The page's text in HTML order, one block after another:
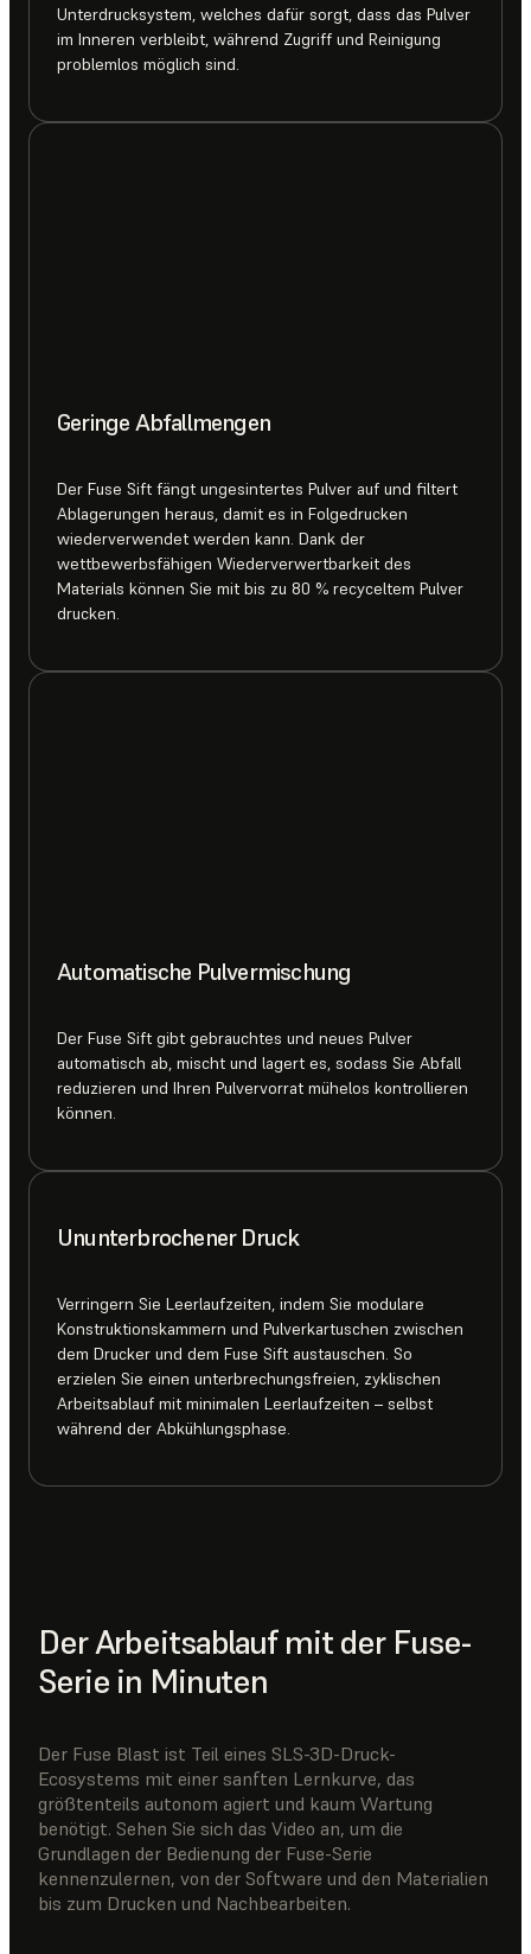
Unterdrucksystem, welches dafür sorgt, dass das Pulver
im Inneren verbleibt, während Zugriff und Reinigung
problemlos möglich sind.
Geringe Abfallmengen
Der Fuse Sift fängt ungesintertes Pulver auf und filtert
Ablagerungen heraus, damit es in Folgedrucken
wiederverwendet werden kann. Dank der
wettbewerbsfähigen Wiederverwertbarkeit des
Materials können Sie mit bis zu 80 % recyceltem Pulver
drucken.
Automatische Pulvermischung
Der Fuse Sift gibt gebrauchtes und neues Pulver
automatisch ab, mischt und lagert es, sodass Sie Abfall
reduzieren und Ihren Pulvervorrat mühelos kontrollieren
können.
Ununterbrochener Druck
Verringern Sie Leerlaufzeiten, indem Sie modulare
Konstruktionskammern und Pulverkartuschen zwischen
dem Drucker und dem Fuse Sift austauschen. So
erzielen Sie einen unterbrechungsfreien, zyklischen
Arbeitsablauf mit minimalen Leerlaufzeiten – selbst
während der Abkühlungsphase.
Der Arbeitsablauf mit der Fuse-
Serie in Minuten
Der Fuse Blast ist Teil eines SLS-3D-Druck-
Ecosystems mit einer sanften Lernkurve, das
größtenteils autonom agiert und kaum Wartung
benötigt. Sehen Sie sich das Video an, um die
Grundlagen der Bedienung der Fuse-Serie
kennenzulernen, von der Software und den Materialien
bis zum Drucken und Nachbearbeiten.